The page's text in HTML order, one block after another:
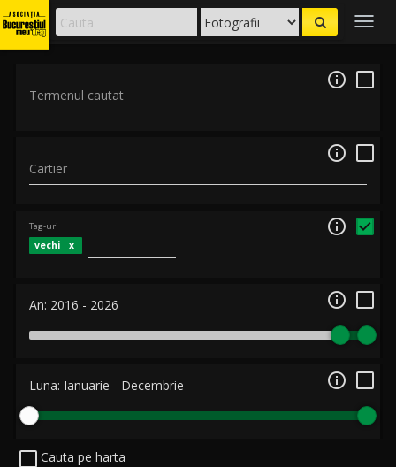
Termenul cautat

Cartier

vechi
Tag-uri 
An: 2016 - 2026 
Luna: Ianuarie - Decembrie 
Cauta pe harta